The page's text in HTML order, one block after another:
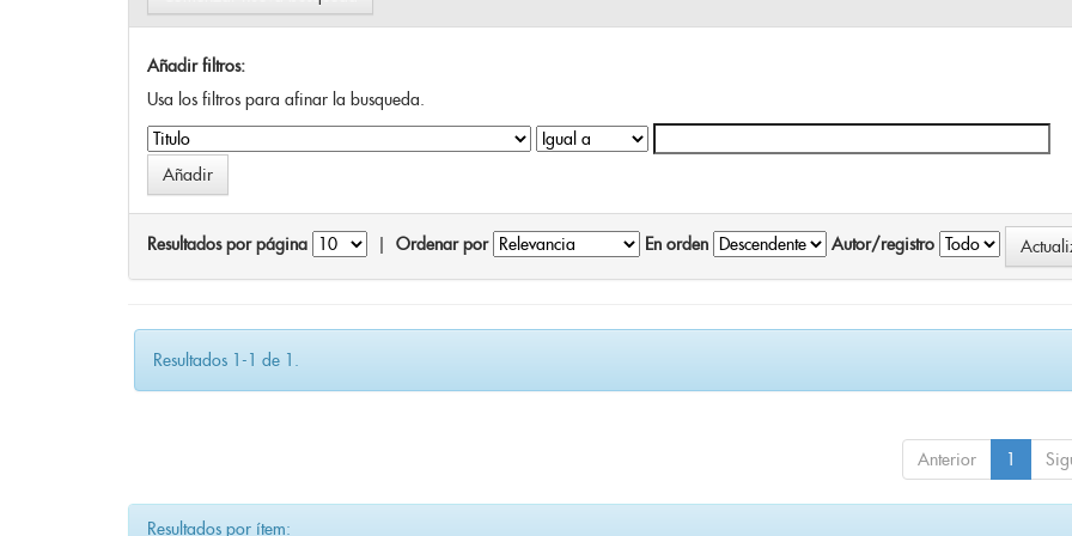
Añadir filtros:
Usa los filtros para afinar la busqueda.
Resultados por página Ordenar por En orden Autor/registro
Resultados 1-1 de 1.
Anterior 1
Resultados por ítem: